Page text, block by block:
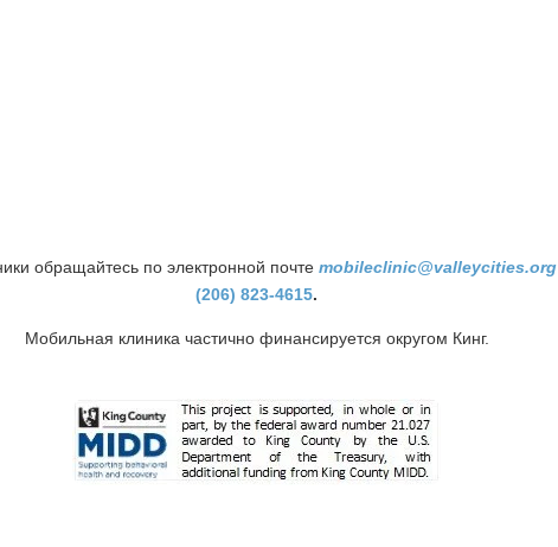
обращайтесь по электронной почте mobileclinic@valleycities.org
(206) 823-4615.
Мобильная клиника частично финансируется округом Кинг.